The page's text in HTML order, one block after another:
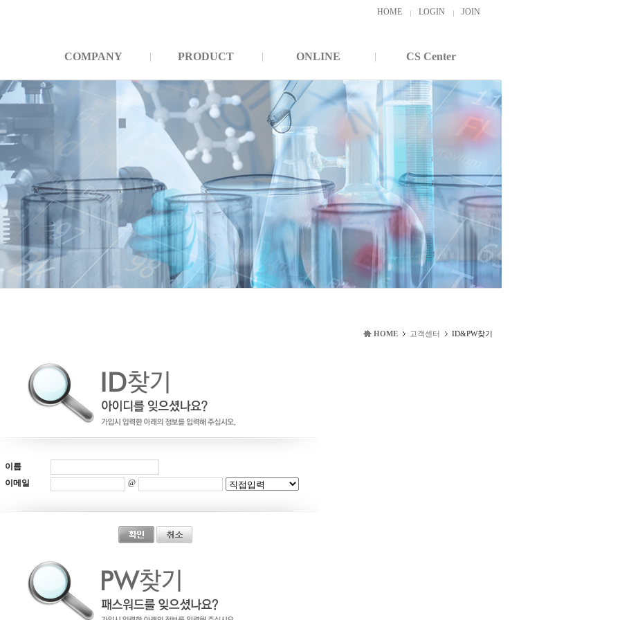
HOME LOGIN JOIN
COMPANY PRODUCT ONLINE CS Center
HOME 고객센터 ID&PW찾기
이름
이메일
@